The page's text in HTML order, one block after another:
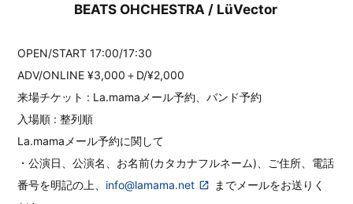
BEATS OHCHESTRA / LüVector
OPEN/START 17:00/17:30
ADV/ONLINE ¥3,000＋D/¥2,000
来場チケット : La.mamaメール予約、バンド予約
入場順 : 整列順
La.mamaメール予約に関して
・公演日、公演名、お名前(カタカナフルネーム)、ご住所、電話
番号を明記の上、 info@lamama.net
までメールをお送りく